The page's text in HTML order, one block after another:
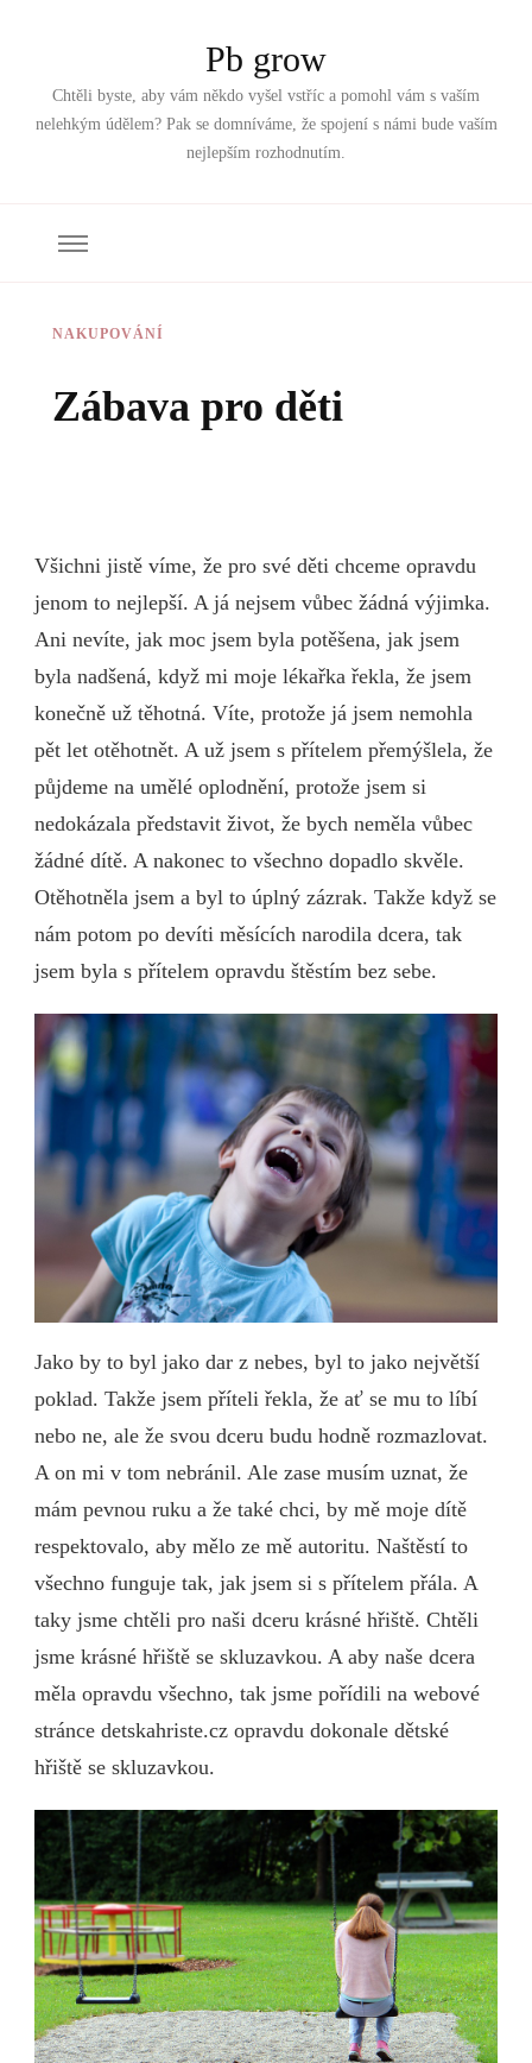
Pb grow
Chtěli byste, aby vám někdo vyšel vstříc a pomohl vám s vaším
nelehkým údělem? Pak se domníváme, že spojení s námi bude vaším
nejlepším rozhodnutím.
NAKUPOVÁNÍ
Zábava pro děti
Všichni jistě víme, že pro své děti chceme opravdu
jenom to nejlepší. A já nejsem vůbec žádná výjimka.
Ani nevíte, jak moc jsem byla potěšena, jak jsem
byla nadšená, když mi moje lékařka řekla, že jsem
konečně už těhotná. Víte, protože já jsem nemohla
pět let otěhotnět. A už jsem s přítelem přemýšlela, že
půjdeme na umělé oplodnění, protože jsem si
nedokázala představit život, že bych neměla vůbec
žádné dítě. A nakonec to všechno dopadlo skvěle.
Otěhotněla jsem a byl to úplný zázrak. Takže když se
nám potom po devíti měsících narodila dcera, tak
jsem byla s přítelem opravdu štěstím bez sebe.
Jako by to byl jako dar z nebes, byl to jako největší
poklad. Takže jsem příteli řekla, že ať se mu to líbí
nebo ne, ale že svou dceru budu hodně rozmazlovat.
A on mi v tom nebránil. Ale zase musím uznat, že
mám pevnou ruku a že také chci, by mě moje dítě
respektovalo, aby mělo ze mě autoritu. Naštěstí to
všechno funguje tak, jak jsem si s přítelem přála. A
taky jsme chtěli pro naši dceru krásné hřiště. Chtěli
jsme krásné hřiště se skluzavkou. A aby naše dcera
měla opravdu všechno, tak jsme pořídili na webové
stránce detskahriste.cz opravdu dokonale dětské
hřiště se skluzavkou.